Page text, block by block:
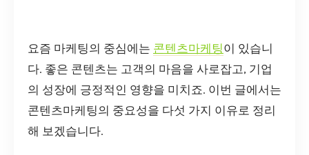
요즘 마케팅의 중심에는 콘텐츠마케팅이 있습니
다. 좋은 콘텐츠는 고객의 마음을 사로잡고, 기업
의 성장에 긍정적인 영향을 미치죠. 이번 글에서는
콘텐츠마케팅의 중요성을 다섯 가지 이유로 정리
해 보겠습니다.